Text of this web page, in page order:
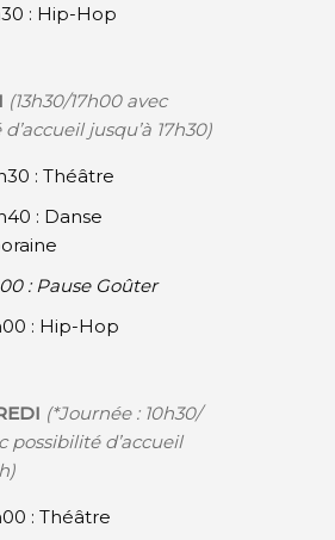
: Hip-Hop
(13h30/17h00 avec
jusqu’à 17h30)
: Théâtre
: Danse
: Pause Goûter
: Hip-Hop
(*Journée : 10h30/
possibilité d’accueil
: Théâtre